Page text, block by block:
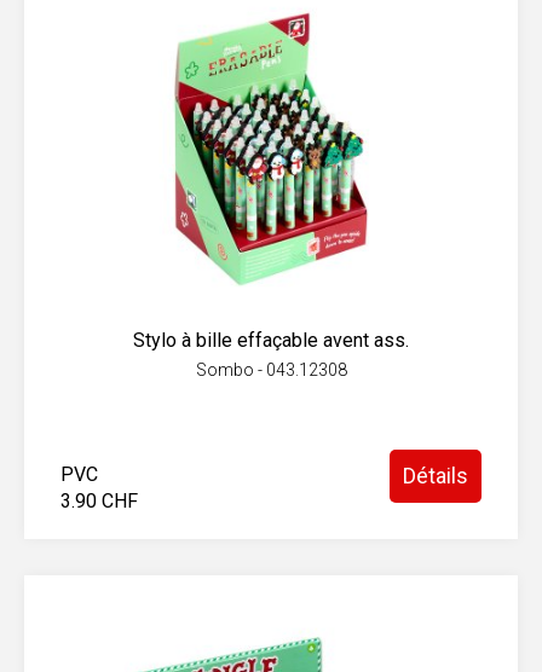
Stylo à bille effaçable avent ass.
Sombo - 043.12308
PVC
3.90 CHF
Détails